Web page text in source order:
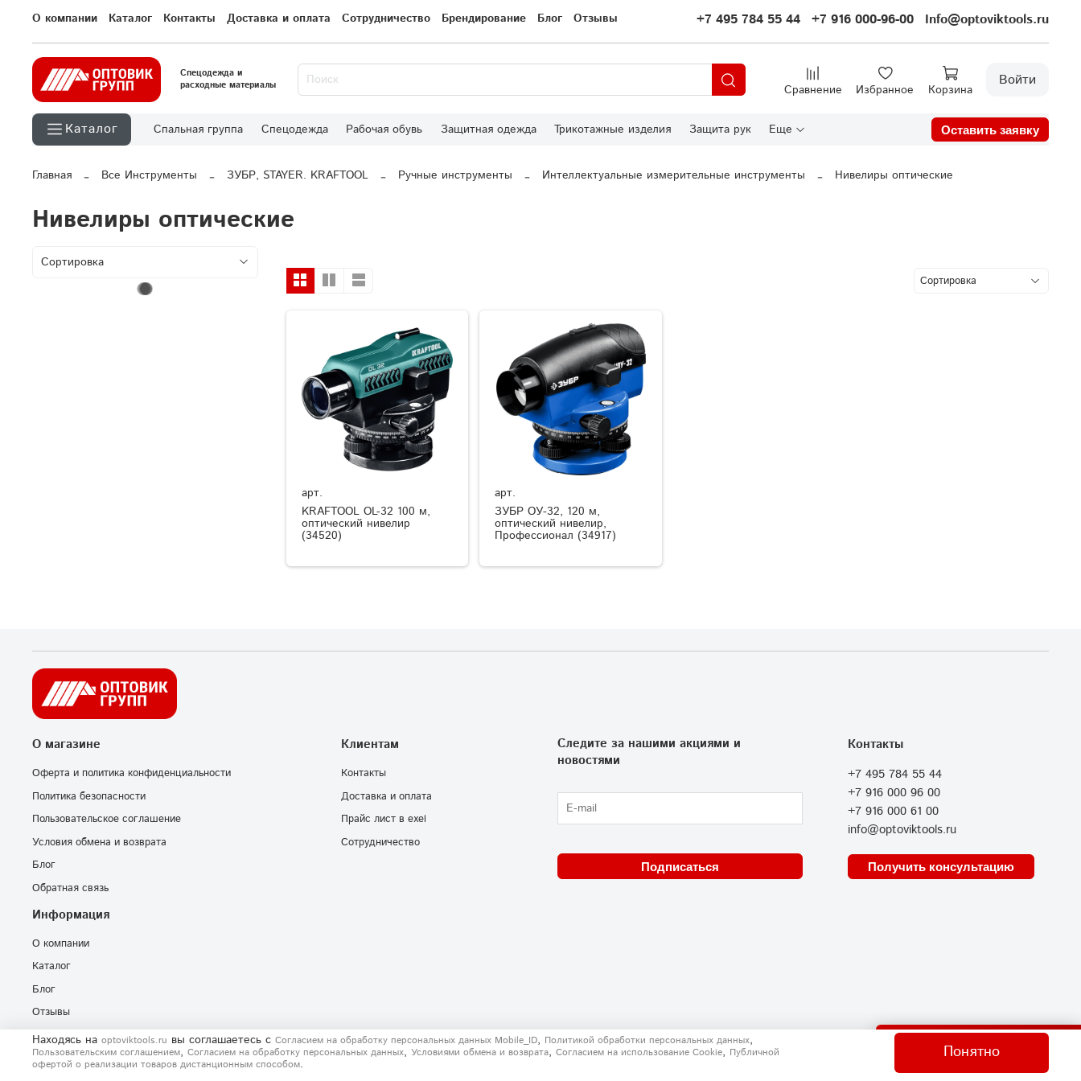
О компании Каталог Контакты Доставка и оплата Сотрудничество Брендирование Блог Отзывы +7 495 784 55 44 +7 916 000-96-00 Info@optoviktools.ru
Спецодежда и
расходные материалы
Сравнение Избранное Корзина
Войти
Каталог Спальная группа Спецодежда Рабочая обувь Защитная одежда Трикотажные изделия Защита рук Еще Оставить заявку
Главная Все Инструменты ЗУБР, STAYER. KRAFTOOL Ручные инструменты Интеллектуальные измерительные инструменты Нивелиры оптические
Нивелиры оптические
арт.
KRAFTOOL OL-32 100 м,
оптический нивелир
(34520)
арт.
ЗУБР ОУ-32, 120 м,
оптический нивелир,
Профессионал (34917)
О магазине
Оферта и политика конфиденциальности
Политика безопасности
Пользовательское соглашение
Условия обмена и возврата
Блог
Обратная связь
Клиентам
Контакты
Доставка и оплата
Прайс лист в exel
Сотрудничество
Информация
О компании
Каталог
Блог
Отзывы
Контакты
+7 495 784 55 44
+7 916 000 96 00
+7 916 000 61 00
info@optoviktools.ru
Получить консультацию
Следите за нашими акциями и
новостями
Подписаться
Находясь на optoviktools.ru вы соглашаетесь с Согласием на обработку персональных данных Mobile_ID, Политикой обработки персональных данных,
Пользовательским соглашением, Согласием на обработку персональных данных, Условиями обмена и возврата, Согласием на использование Сookie, Публичной
офертой о реализации товаров дистанционным способом.
Понятно
Отправить нам сообщение